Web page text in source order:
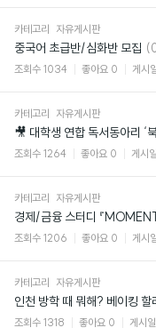
카테고리 자유게시판
중국어 초급반/심화반 모집 댓
글
조회수 1034 좋아요 0 게시
카테고리 자유게시판
🎥 대학생 연합 독서동아리 ‘
조회수 1264 좋아요 0 게시일
카테고리 자유게시판
경제/금융 스터디 『
조회수 1206 좋아요 0 게시
카테고리 자유게시판
인천 방학 때 뭐해? 베이킹 할
조회수 1318 좋아요 0 게시일